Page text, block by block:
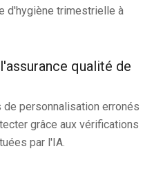
d'hygiène trimestrielle à
qualité de
personnalisation erronés
grâce aux vérifications
par l'IA.